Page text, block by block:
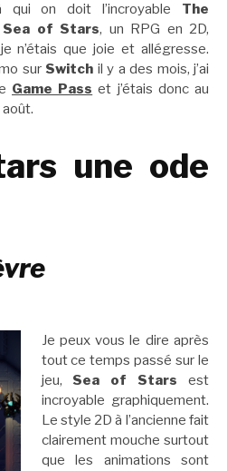
qui on doit l’incroyable The
Sea of Stars, un RPG en 2D,
n’étais que joie et allégresse.
sur Switch il y a des mois, j’ai
Game Pass et j’étais donc au
une ode
Je peux vous le dire après
tout ce temps passé sur le
jeu, Sea of Stars est
incroyable graphiquement.
Le style 2D à l’ancienne fait
clairement mouche surtout
que les animations sont